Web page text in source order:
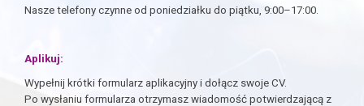
Nasze telefony czynne od poniedziałku do piątku, 9:00–17:00.
Aplikuj:
Wypełnij krótki formularz aplikacyjny i dołącz swoje CV.
Po wysłaniu formularza otrzymasz wiadomość potwierdzającą z